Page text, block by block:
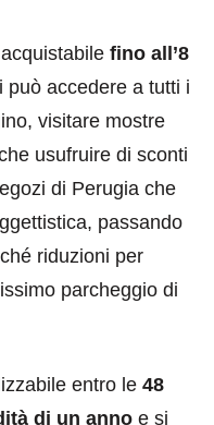
fino all’8
può accedere a tutti i
visitare mostre
usufruire di sconti
di Perugia che
passando
riduzioni per
parcheggio di
entro le 48
di un anno e si